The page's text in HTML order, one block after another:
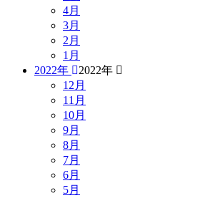
4月
3月
2月
1月
2022年
2022年
12月
11月
10月
9月
8月
7月
6月
5月